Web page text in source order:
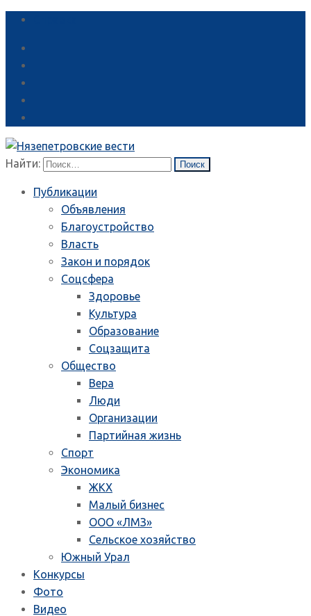
Найти:
Публикации
Объявления
Благоустройство
Власть
Закон и порядок
Соцсфера
Здоровье
Культура
Образование
Соцзащита
Общество
Вера
Люди
Организации
Партийная жизнь
Спорт
Экономика
ЖКХ
Малый бизнес
ООО «ЛМЗ»
Сельское хозяйство
Южный Урал
Конкурсы
Фото
Видео